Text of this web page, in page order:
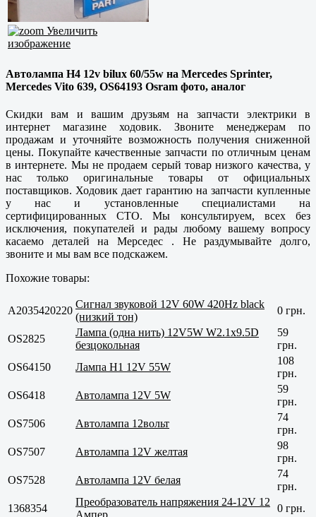
Увеличить
изображение
Автолампа H4 12v bilux 60/55w на Mercedes Sprinter,
Mercedes Vito 639, OS64193 Osram фото, аналог
Скидки вам и вашим друзьям на запчасти электрики в
интернет магазине ходовик. Звоните менеджерам по
продажам и уточняйте возможность получения сниженной
цены. Покупайтекачественные запчасти по отличным ценам
в интернете. Мы не продаем серый товар низкого качества, у
нас только оригинальные товары от официальных
поставщиков. Ходовик дает гарантию на запчасти купленные
у нас и установленные специалистами на
сертифицированных СТО. Мы консультируем, всех без
исключения, покупателей и рады любому вашему вопросу
касаемо деталей на Мерседес . Не раздумывайте долго,
звоните и мы вам все подскажем.
Похожие товары:
A2035420220
Сигнал звуковой 12V 60W 420Hz black
(низкий тон)
0 грн.
OS2825
Лампа (одна нить) 12V5W W2.1x9.5D
безцокольная
59
грн.
OS64150
Лампа H1 12V 55W
108
грн.
OS6418
Автолампа 12V 5W
59
грн.
OS7506
Автолампа 12вольт
74
грн.
OS7507
Автолампа 12V желтая
98
грн.
OS7528
Автолампа 12V белая
74
грн.
1368354
Преобразователь напряжения 24-12V 12
Ампер
0 грн.